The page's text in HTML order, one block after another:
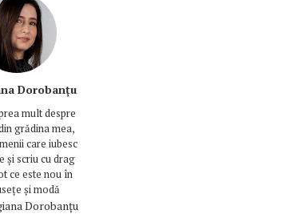
Dorobanțu
mult despre
grădina mea,
care iubesc
și scriu cu drag
ce este nou în
și modă
Dorobanțu